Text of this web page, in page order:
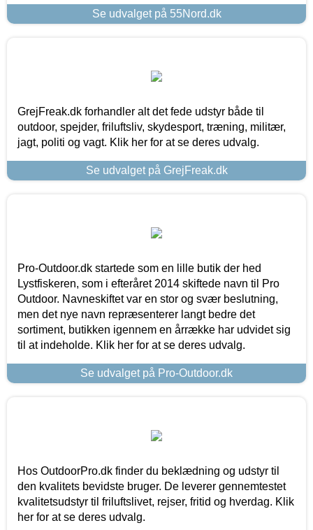
Se udvalget på 55Nord.dk
GrejFreak.dk forhandler alt det fede udstyr både til
outdoor, spejder, friluftsliv, skydesport, træning, militær,
jagt, politi og vagt. Klik her for at se deres udvalg.
Se udvalget på GrejFreak.dk
Pro-Outdoor.dk startede som en lille butik der hed
Lystfiskeren, som i efteråret 2014 skiftede navn til Pro
Outdoor. Navneskiftet var en stor og svær beslutning,
men det nye navn repræsenterer langt bedre det
sortiment, butikken igennem en årrække har udvidet sig
til at indeholde. Klik her for at se deres udvalg.
Se udvalget på Pro-Outdoor.dk
Hos OutdoorPro.dk finder du beklædning og udstyr til
den kvalitets bevidste bruger. De leverer gennemtestet
kvalitetsudstyr til friluftslivet, rejser, fritid og hverdag. Klik
her for at se deres udvalg.